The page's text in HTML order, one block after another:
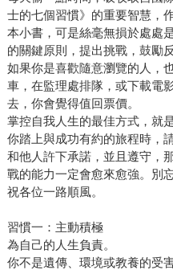
士的七個習慣》的重要智慧，
本小書，可是絲毫無損於處處
的關鍵原則，提出挑戰，鼓勵
如果你是喜歡隨意瀏覽的人，
車，在監理處排隊，或下載電
去，你會覺得值回票價。
掌控自我人生的最佳方式，就
你踏上與成功有約的旅程時，
和他人許下承諾，並且遵守，
戰的能力一定會愈來愈強。別
祝各位一路順風。
習慣一：主動積極
為自己的人生負責。
你不是遺傳、環境或教養的受害